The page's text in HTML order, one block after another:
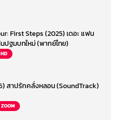
First Steps (2025) เดอะ แฟน
ปฐมบทใหม่ (พากย์ไทย)
HD
สาปรักคลั่งหลอน (SoundTrack)
ZOOM